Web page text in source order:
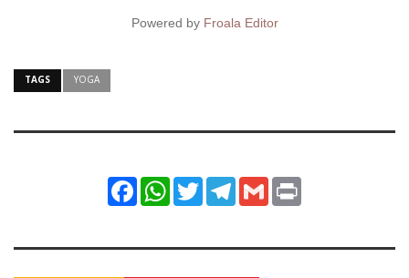
Powered by Froala Editor
TAGS YOGA
FacebookWhatsApp
TwitterTelegram
Gmail